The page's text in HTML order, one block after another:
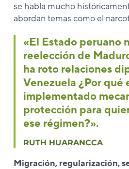
se habla mucho
abordan temas como el
«El Estado peruano
reelección de
ha roto relaciones
Venezuela ¿Por qué
implementado
protección para
ese régimen?».
RUTH HUARANCCA
Migración, regularización,